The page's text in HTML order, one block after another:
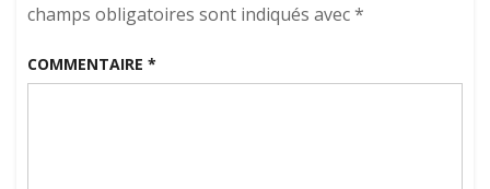
champs obligatoires sont indiqués avec*
COMMENTAIRE *